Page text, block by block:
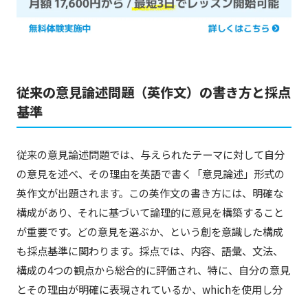
従来の意見論述問題（英作文）の書き方と採点
基準
従来の意見論述問題では、与えられたテーマに対して自分
の意見を述べ、その理由を英語で書く「意見論述」形式の
英作文が出題されます。この英作文の書き方には、明確な
構成があり、それに基づいて論理的に意見を構築すること
が重要です。どの意見を選ぶか、という創を意識した構成
も採点基準に関わります。採点では、内容、語彙、文法、
構成の4つの観点から総合的に評価され、特に、自分の意見
とその理由が明確に表現されているか、whichを使用し分